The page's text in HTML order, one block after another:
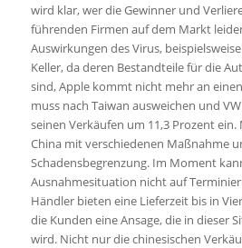
wird klar, wer die Gewinner und
führenden Firmen auf dem Markt
Auswirkungen des Virus,
Keller, da deren Bestandteile für die
sind, Apple kommt nicht mehr an
muss nach Taiwan ausweichen und
seinen Verkäufen um 11,3 Prozent
China mit verschiedenen Maßnahme
Schadensbegrenzung. Im Moment
Ausnahmesituation nicht auf
Händler bieten eine Lieferzeit bis in
die Kunden eine Ansage, die in dieser
wird. Nicht nur die chinesischen